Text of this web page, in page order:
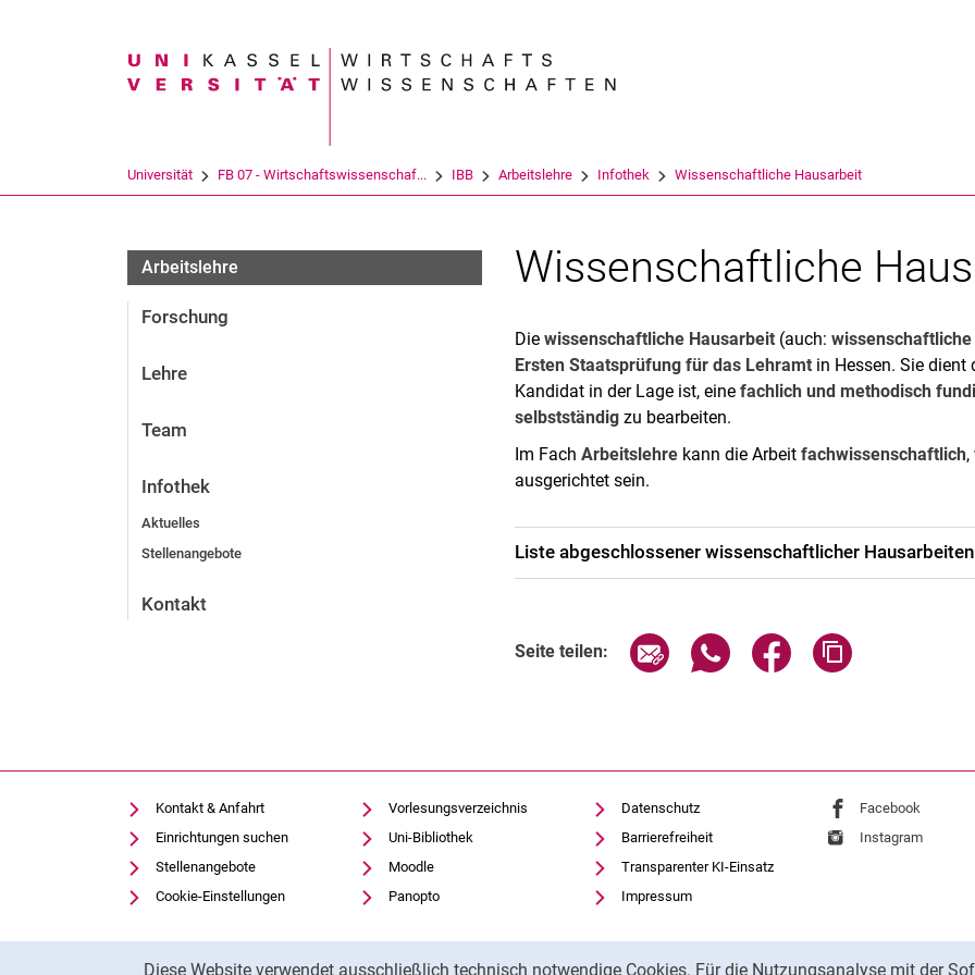
Diese Website verwendet ausschließlich technisch notwendige Cookies. Für die Nutzungsanalyse mit der
Suchbegriff
Universität FB 07 - Wirtschaftswissenschaf... IBB Arbeitslehre Infothek Wissenschaftliche Hausarbeit
Arbeitslehre
Forschung
Lehre
Team
Infothek
Aktuelles
Stellenangebote
Kontakt
Wissenschaftliche
Diewissenschaftliche Hausarbeit (auch:
Ersten Staatsprüfung für das Lehramt in Hessen. Sie
Kandidat in der Lage ist, einefachlich und methodisch
selbstständig zu bearbeiten.
Im FachArbeitslehre kann die Arbeitfachwissenschaftlich,
ausgerichtet sein.
Liste abgeschlossener wissenschaftlicher Hausarbeiten
Seite teilen: Seite über E-Mail teilen
Seite über WhatsApp teilen
Seite über Facebook
Kontakt & Anfahrt
Einrichtungen suchen
Stellenangebote
Cookie-Einstellungen
Vorlesungsverzeichnis
Uni-Bibliothek
Moodle
Panopto
Datenschutz
Barrierefreiheit
Transparenter KI-Einsatz
Impressum
Externer Link:
Facebook
Externer Link:
Instagram